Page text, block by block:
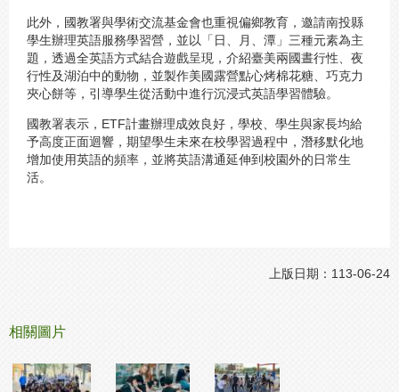
此外，國教署與學術交流基金會也重視偏鄉教育，邀請南投縣
學生辦理英語服務學習營，並以「日、月、潭」三種元素為主
題，透過全英語方式結合遊戲呈現，介紹臺美兩國晝行性、夜
行性及湖泊中的動物，並製作美國露營點心烤棉花糖、巧克力
夾心餅等，引導學生從活動中進行沉浸式英語學習體驗。
國教署表示，ETF計畫辦理成效良好，學校、學生與家長均給
予高度正面迴響，期望學生未來在校學習過程中，潛移默化地
增加使用英語的頻率，並將英語溝通延伸到校園外的日常生
活。
上版日期：113-06-24
相關圖片